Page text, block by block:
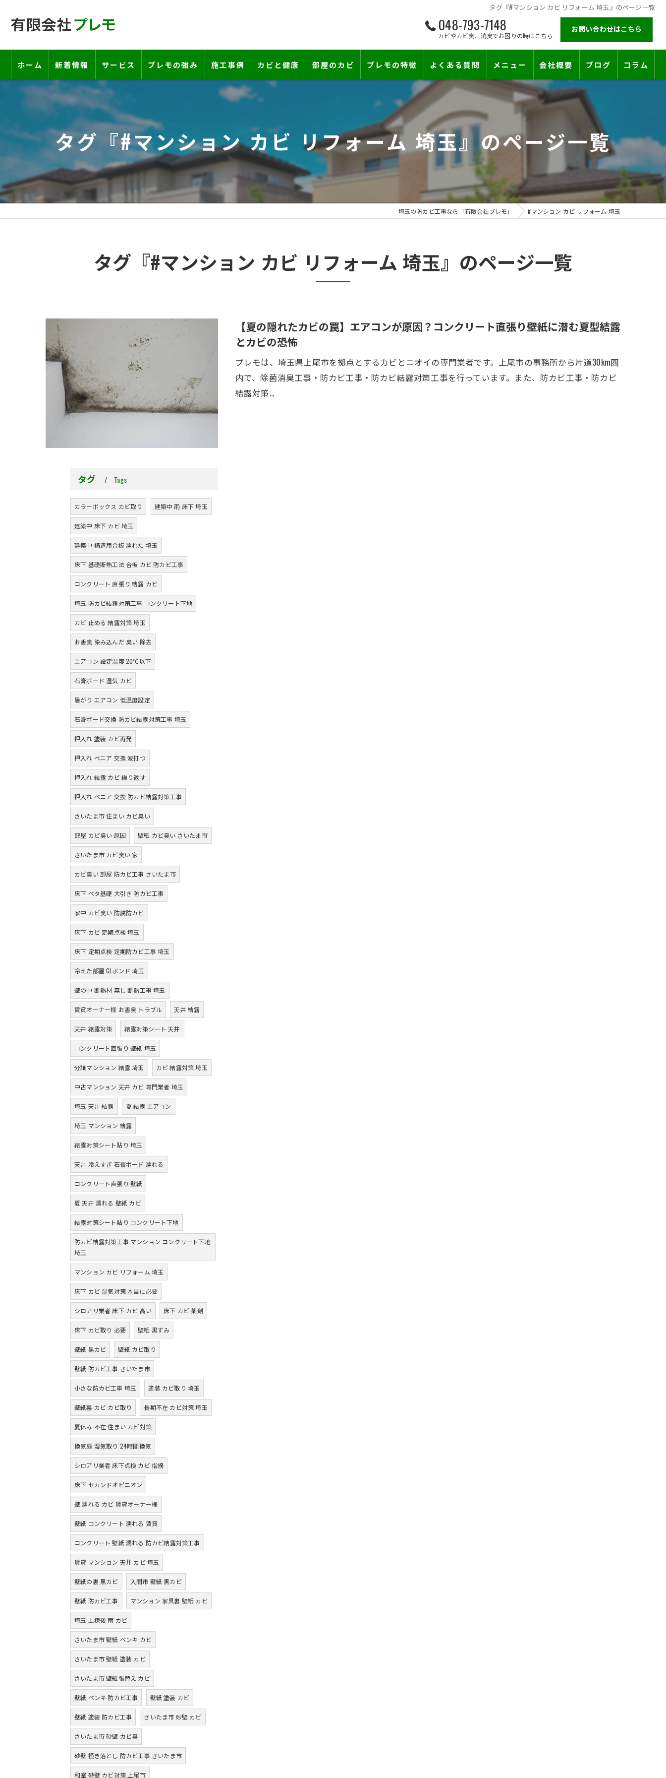
タグ『#マンション カビ リフォーム 埼玉』のページ一覧
048-793-7148
カビやカビ臭、消臭でお困りの時はこちら
お問い合わせはこちら
ホーム 新着情報 サービス
工事の流れ―契約書・保証書について―
お客様の声
プレモの強み 施工事例 カビと健康 部屋のカビ
壁紙下地防カビ工事
壁紙カビ・壁紙下地のカビ
カビと結露対策
『またか…』の天井結露クレームに終止符を。賃貸オーナー様が最後に頼る専門工事
半地下・地下室のカビ
プレモの特徴
床下のカビ
建築中のカビ
漏水事故のカビ
雨漏りによるカビ
コンクリートのカビ
部屋の除菌消臭
よくある質問 メニュー 会社概要
施工対応エリア
ブログ コラム
タグ『#マンション カビ リフォーム 埼玉』のページ一覧
埼玉の防カビ工事なら「有限会社プレモ」 #マンション カビ リフォーム 埼玉
タグ『#マンション カビ リフォーム 埼玉』のページ一覧
【夏の隠れたカビの罠】エアコンが原因？コンクリート直張り壁紙に潜む夏型結露
とカビの恐怖
プレモは、埼玉県上尾市を拠点とするカビとニオイの専門業者です。上尾市の事務所から片道30km圏
内で、除菌消臭工事・防カビ工事・防カビ結露対策工事を行っています。また、防カビ工事・防カビ
結露対策…
タグ Tags
カラーボックス カビ取り 建築中 雨 床下 埼玉
建築中 床下 カビ 埼玉
建築中 構造用合板 濡れた 埼玉
床下 基礎断熱工法 合板 カビ 防カビ工事
コンクリート 直張り 結露 カビ
埼玉 防カビ結露対策工事 コンクリート下地
カビ 止める 結露対策 埼玉
お香臭 染み込んだ 臭い 除去
エアコン 設定温度 20℃以下
石膏ボード 湿気 カビ
暑がり エアコン 低温度設定
石膏ボード交換 防カビ結露対策工事 埼玉
押入れ 塗装 カビ再発
押入れ ベニア 交換 波打つ
押入れ 結露 カビ 繰り返す
押入れ ベニア 交換 防カビ結露対策工事
さいたま市 住まい カビ臭い
部屋 カビ臭い 原因 壁紙 カビ臭い さいたま市
さいたま市 カビ臭い 家
カビ臭い 部屋 防カビ工事 さいたま市
床下 ベタ基礎 大引き 防カビ工事
家中 カビ臭い 防腐防カビ
床下 カビ 定期点検 埼玉
床下 定期点検 定期防カビ工事 埼玉
冷えた部屋 GLボンド 埼玉
壁の中 断熱材 無し 断熱工事 埼玉
賃貸オーナー様 お香臭 トラブル 天井 結露
天井 結露対策 結露対策シート 天井
コンクリート直張り 壁紙 埼玉
分譲マンション 結露 埼玉 カビ 結露対策 埼玉
中古マンション 天井 カビ 専門業者 埼玉
埼玉 天井 結露 夏 結露 エアコン
埼玉 マンション 結露
結露対策シート貼り 埼玉
天井 冷えすぎ 石膏ボード 濡れる
コンクリート直張り 壁紙
夏 天井 濡れる 壁紙 カビ
結露対策シート貼り コンクリート下地
防カビ結露対策工事 マンション コンクリート下地
埼玉
マンション カビ リフォーム 埼玉
床下 カビ 湿気対策 本当に必要
シロアリ業者 床下 カビ 高い 床下 カビ 薬剤
床下 カビ取り 必要 壁紙 黒ずみ
壁紙 黒カビ 壁紙 カビ取り
壁紙 防カビ工事 さいたま市
小さな防カビ工事 埼玉 塗装 カビ取り 埼玉
壁紙裏 カビ カビ取り 長期不在 カビ対策 埼玉
夏休み 不在 住まい カビ対策
換気扇 湿気取り 24時間換気
シロアリ業者 床下点検 カビ 指摘
床下 セカンドオピニオン
壁 濡れる カビ 賃貸オーナー様
壁紙 コンクリート 濡れる 賃貸
コンクリート 壁紙 濡れる 防カビ結露対策工事
賃貸 マンション 天井 カビ 埼玉
壁紙の裏 黒カビ 入間市 壁紙 黒カビ
壁紙 防カビ工事 マンション 家具裏 壁紙 カビ
埼玉 上棟後 雨 カビ
さいたま市 壁紙 ペンキ カビ
さいたま市 壁紙 塗装 カビ
さいたま市 壁紙張替え カビ
壁紙 ペンキ 防カビ工事 壁紙 塗装 カビ
壁紙 塗装 防カビ工事 さいたま市 砂壁 カビ
さいたま市 砂壁 カビ臭
砂壁 掻き落とし 防カビ工事 さいたま市
和室 砂壁 カビ対策 上尾市